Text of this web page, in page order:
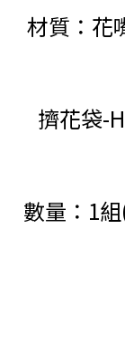
材質：花
擠花袋-
數量：1